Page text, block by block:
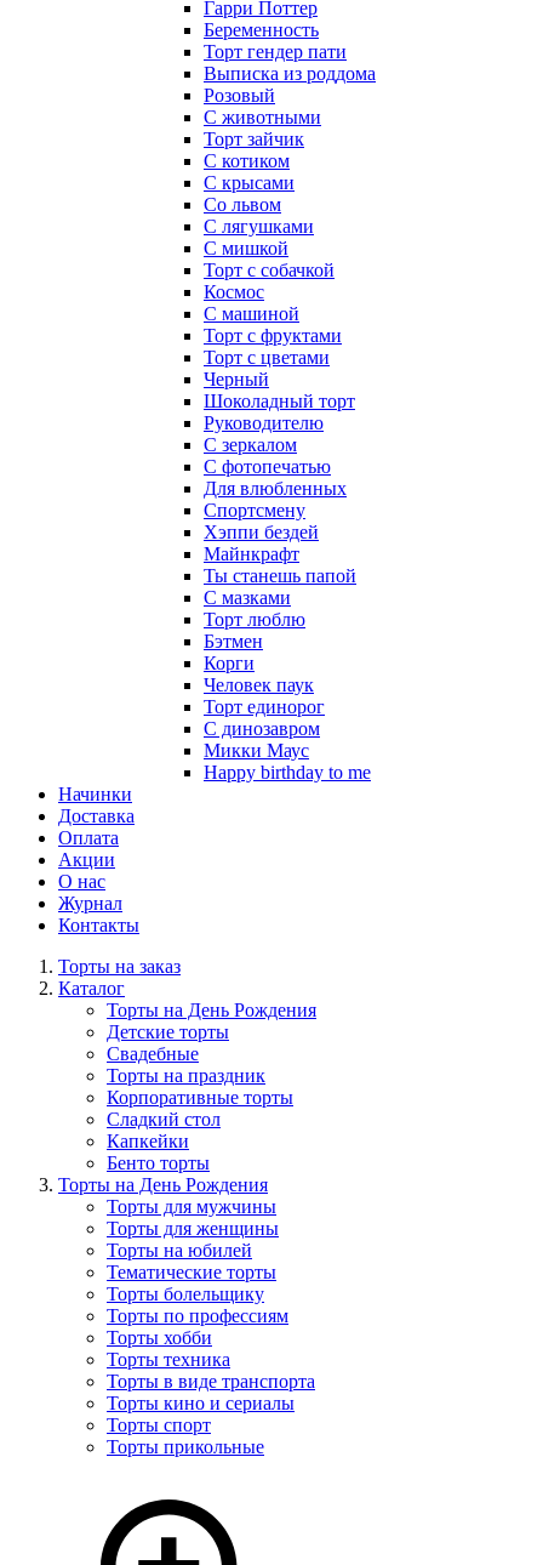
Гарри Поттер
Беременность
Торт гендер пати
Выписка из роддома
Розовый
С животными
Торт зайчик
С котиком
С крысами
Со львом
С лягушками
С мишкой
Торт с собачкой
Космос
С машиной
Торт с фруктами
Торт с цветами
Черный
Шоколадный торт
Руководителю
С зеркалом
С фотопечатью
Для влюбленных
Спортсмену
Хэппи бездей
Майнкрафт
Ты станешь папой
С мазками
Торт люблю
Бэтмен
Корги
Человек паук
Торт единорог
С динозавром
Микки Маус
Happy birthday to me
Начинки
Доставка
Оплата
Акции
О нас
Журнал
Контакты
Торты на заказ
Каталог
Торты на День Рождения
Детские торты
Свадебные
Торты на праздник
Корпоративные торты
Сладкий стол
Капкейки
Бенто торты
Торты на День Рождения
Торты для мужчины
Торты для женщины
Торты на юбилей
Тематические торты
Торты болельщику
Торты по профессиям
Торты хобби
Торты техника
Торты в виде транспорта
Торты кино и сериалы
Торты спорт
Торты прикольные